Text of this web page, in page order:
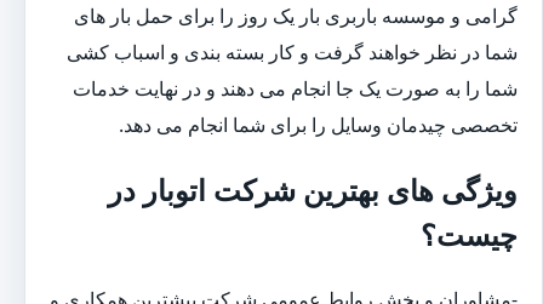
گرامی و موسسه باربری بار یک روز را برای حمل بار های
شما در نظر خواهند گرفت و کار بسته بندی و اسباب کشی
شما را به صورت یک جا انجام می دهند و در نهایت خدمات
تخصصی چیدمان وسایل را برای شما انجام می دهد.
ویژگی های بهترین شرکت اتوبار در
چیست؟